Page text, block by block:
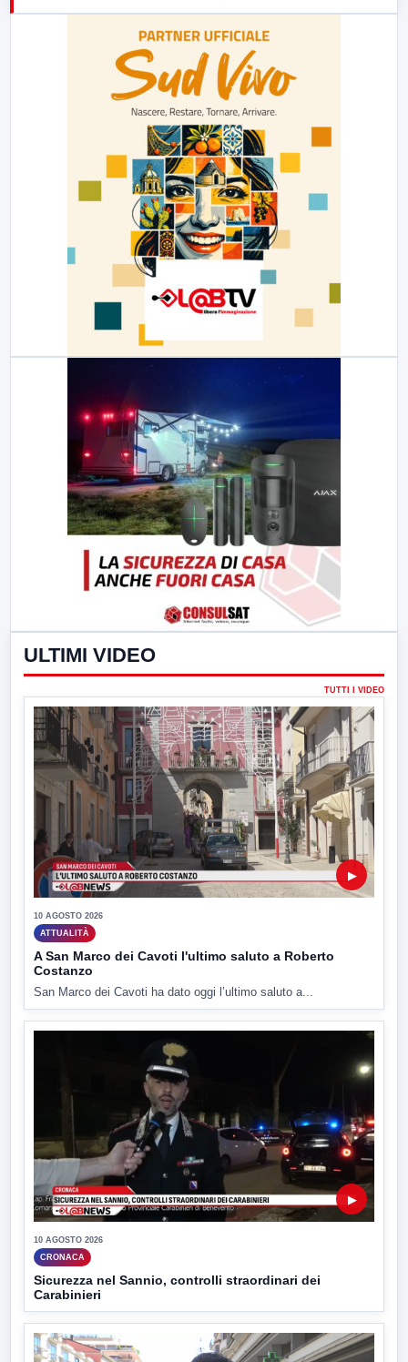
ULTIMI VIDEO
TUTTI I VIDEO
▶
10 AGOSTO 2026
ATTUALITÀ
A San Marco dei Cavoti l'ultimo saluto a Roberto
Costanzo
San Marco dei Cavoti ha dato oggi l’ultimo saluto a...
▶
10 AGOSTO 2026
CRONACA
Sicurezza nel Sannio, controlli straordinari dei
Carabinieri